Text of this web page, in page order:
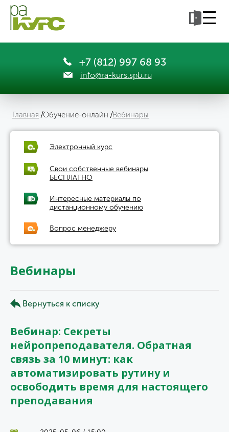
+7 (812) 997 68 93
info@ra-kurs.spb.ru
Главная Обучение-онлайн Вебинары
Электронный курс
Свои собственные вебинары
БЕСПЛАТНО
Интересные материалы по
дистанционному обучению
Вопрос менеджеру
Вебинары
Вернуться к списку
Вебинар: Секреты
нейропреподавателя. Обратная
связь за 10 минут: как
автоматизировать рутину и
освободить время для настоящего
преподавания